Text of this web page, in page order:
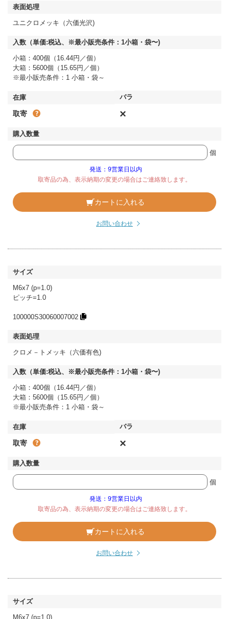
ユニクロメッキ（六価光沢)
小箱：400個（16.44円／個）
大箱：5600個（15.65円／個）
※最小販売条件：1 小箱・袋～
取寄 ×
個
発送：9営業日以内
取寄品の為、表示納期の変更の場合はご連絡致します。
カートに入れる
お問い合わせ
M6x7 (p=1.0)
ピッチ=1.0
100000S30060007002
クロメ－トメッキ（六価有色)
小箱：400個（16.44円／個）
大箱：5600個（15.65円／個）
※最小販売条件：1 小箱・袋～
取寄 ×
個
発送：9営業日以内
取寄品の為、表示納期の変更の場合はご連絡致します。
カートに入れる
お問い合わせ
M6x7 (p=1.0)